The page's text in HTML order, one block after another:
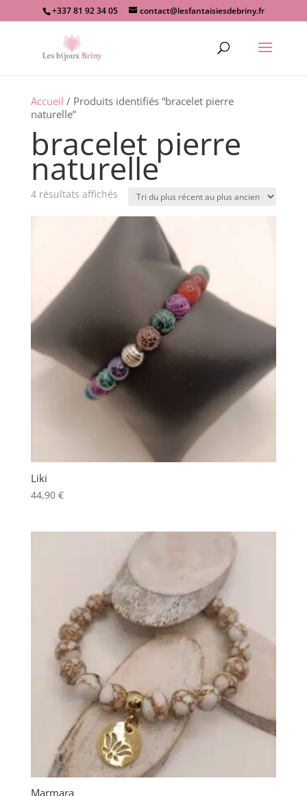
+337 81 92 34 05 contact@lesfantaisiesdebriny.fr
Accueil / Produits identifiés “bracelet pierre
naturelle”
bracelet pierre
naturelle
4 résultats affichésTrié
plus
Liki
44,90 €
Marmara